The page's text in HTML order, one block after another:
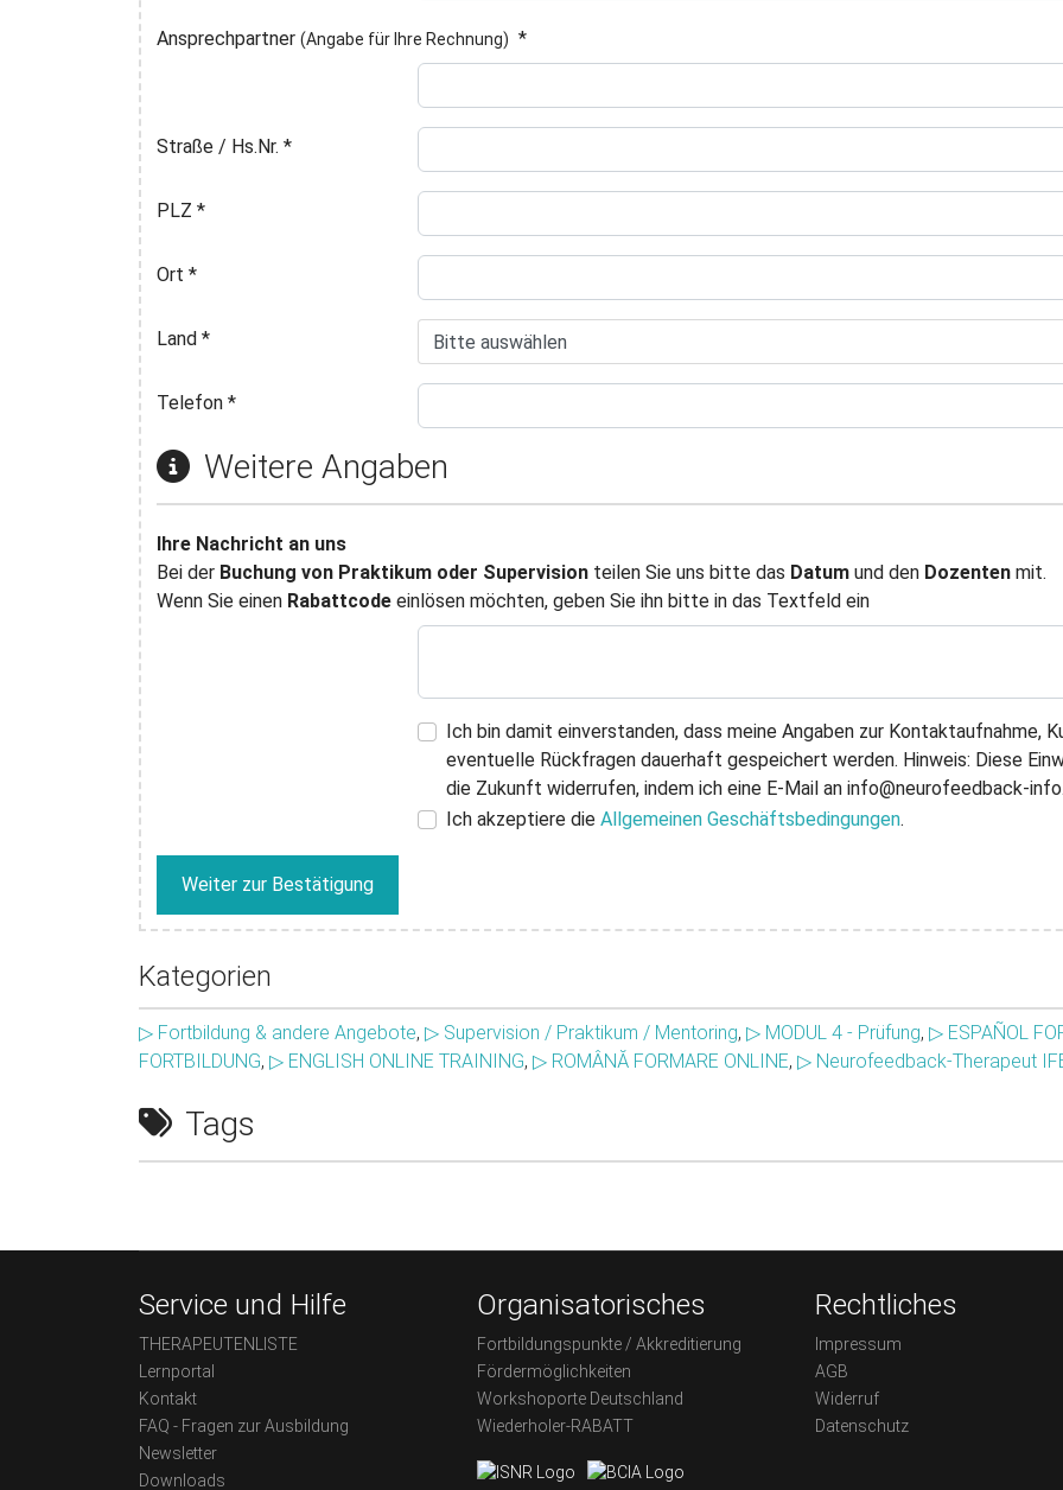
Ansprechpartner (Angabe für Ihre Rechnung) *
Straße / Hs.Nr. *
PLZ *
Ort *
Land*
Telefon*
Weitere Angaben
Ihre Nachricht an uns
Bei der Buchung von Praktikum oder Supervisionteilen Sie uns bitte das Datum und den Dozentenmit.
Wenn Sie einen Rabattcodeeinlösen möchten, geben Sie ihn bitte in das Textfeld ein
Ich bin damit einverstanden, dass meine Angaben zur Kontaktaufnahme,
eventuelle Rückfragen dauerhaft gespeichert werden. Hinweis: Diese
die Zukunft widerrufen, indem ich eine E-Mail an info@neurofeedback-
Ich akzeptiere die Allgemeinen Geschäftsbedingungen.
Weiter zur Bestätigung
Kategorien
▷ Fortbildung & andere Angebote, ▷ Supervision / Praktikum / Mentoring, ▷ MODUL 4 - Prüfung, ▷ ESPAÑOL
FORTBILDUNG, ▷ ENGLISH ONLINE TRAINING, ▷ ROMÂNĂ FORMARE ONLINE, ▷ Neurofeedback-Therapeut
Tags
Service und Hilfe
THERAPEUTENLISTE
Lernportal
Kontakt
FAQ - Fragen zur Ausbildung
Newsletter
Downloads
Organisatorisches
Fortbildungspunkte / Akkreditierung
Fördermöglichkeiten
Workshoporte Deutschland
Wiederholer-RABATT
Rechtliches
Impressum
AGB
Widerruf
Datenschutz